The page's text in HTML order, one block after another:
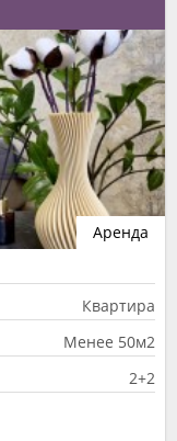
Аренда
Квартира
Менее 50м2
2+2